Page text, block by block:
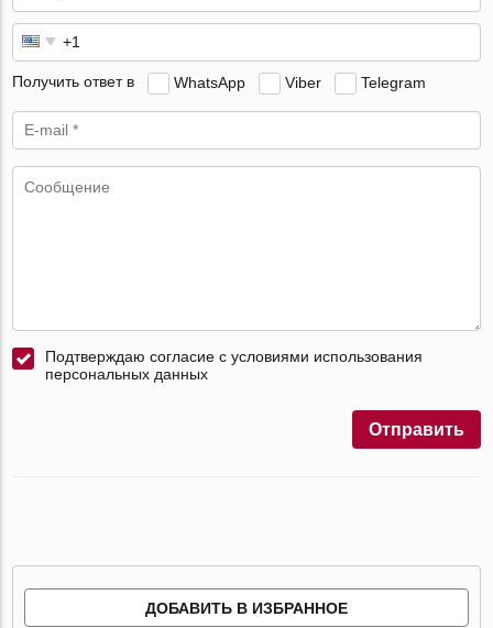
Получить ответ в WhatsApp Viber Telegram
Подтверждаю согласие с условиями использования
персональных данных
Отправить
ДОБАВИТЬ В ИЗБРАННОЕ